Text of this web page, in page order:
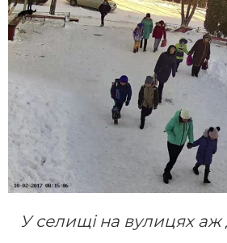
У селищі на вулицях аж